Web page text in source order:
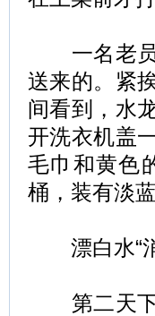
一名老员
送来的。紧
间看到，水
开洗衣机盖
毛巾和黄色
桶，装有淡
漂白水“消
第二天下